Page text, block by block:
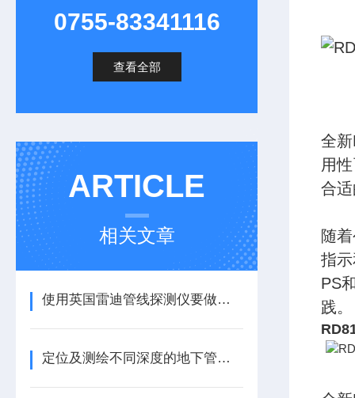
0755-83341116
查看全部
ARTICLE
相关文章
使用英国雷迪管线探测仪要做好哪些检查工作呢？
定位及测绘不同深度的地下管道-案例一
全
用
合
随
指
PS
践。